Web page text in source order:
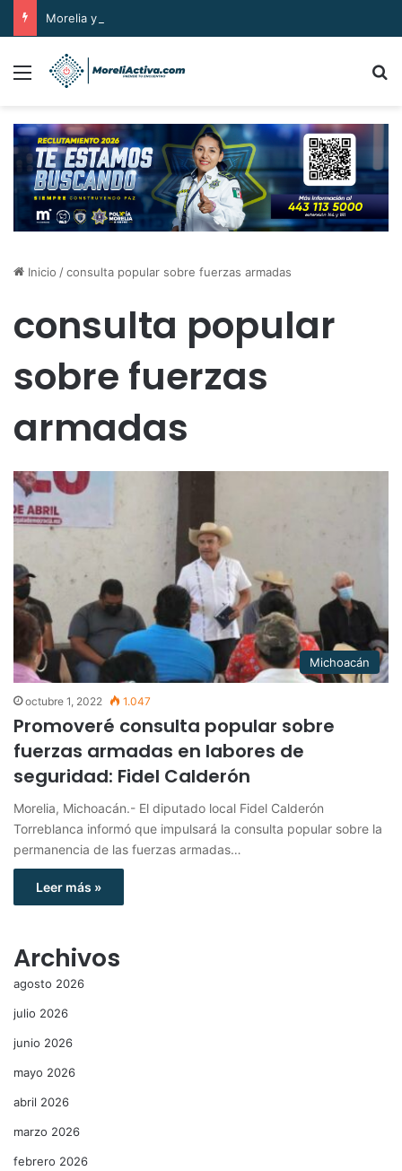
Menú
Inicio /consulta popular sobre fuerzas armadas
consulta popular
sobre fuerzas
armadas
Michoacán
octubre 1, 2022 1.047
Promoveré consulta popular sobre
fuerzas armadas en labores de
seguridad: Fidel Calderón
Morelia, Michoacán.- El diputado local Fidel Calderón
Torreblanca informó que impulsará la consulta popular sobre la
permanencia de las fuerzas armadas…
Leer más »
Archivos
agosto 2026
julio 2026
junio 2026
mayo 2026
abril 2026
marzo 2026
febrero 2026